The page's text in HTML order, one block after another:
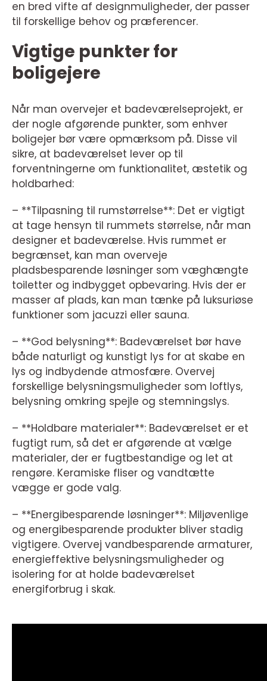
en bred vifte af designmuligheder, der passer
til forskellige behov og præferencer.
Vigtige punkter for
boligejere
Når man overvejer et badeværelseprojekt, er
der nogle afgørende punkter, som enhver
boligejer bør være opmærksom på. Disse vil
sikre, at badeværelset lever op til
forventningerne om funktionalitet, æstetik og
holdbarhed:
– **Tilpasning til rumstørrelse**: Det er vigtigt
at tage hensyn til rummets størrelse, når man
designer et badeværelse. Hvis rummet er
begrænset, kan man overveje
pladsbesparende løsninger som væghængte
toiletter og indbygget opbevaring. Hvis der er
masser af plads, kan man tænke på luksuriøse
funktioner som jacuzzi eller sauna.
– **God belysning**: Badeværelset bør have
både naturligt og kunstigt lys for at skabe en
lys og indbydende atmosfære. Overvej
forskellige belysningsmuligheder som loftlys,
belysning omkring spejle og stemningslys.
– **Holdbare materialer**: Badeværelset er et
fugtigt rum, så det er afgørende at vælge
materialer, der er fugtbestandige og let at
rengøre. Keramiske fliser og vandtætte
vægge er gode valg.
– **Energibesparende løsninger**: Miljøvenlige
og energibesparende produkter bliver stadig
vigtigere. Overvej vandbesparende armaturer,
energieffektive belysningsmuligheder og
isolering for at holde badeværelset
energiforbrug i skak.